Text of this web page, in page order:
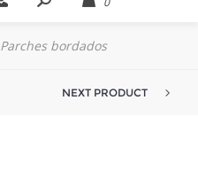
Parches bordados
NEXT PRODUCT